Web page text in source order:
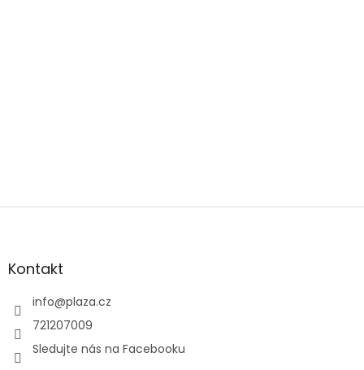
Kontakt
info@plaza.cz
721207009
Sledujte nás na Facebooku